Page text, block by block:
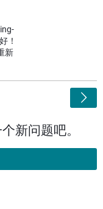
！
新
新问题吧。